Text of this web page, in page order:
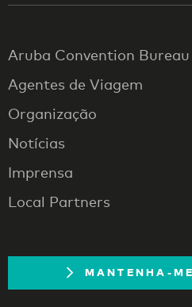
Aruba Convention Bureau
Agentes de Viagem
Organização
Notícias
Imprensa
Local Partners
MANTENHA-